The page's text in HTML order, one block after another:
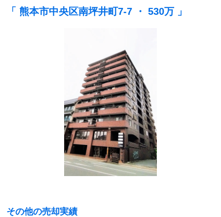
「 熊本市中央区南坪井町7-7 ・ 530万 」
その他の売却実績